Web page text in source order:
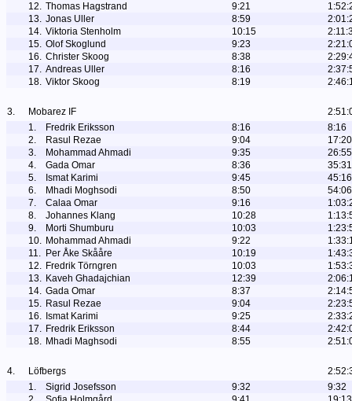
12. Thomas Hagstrand 9:21
13. Jonas Uller 8:59
14. Viktoria Stenholm 10:15
15. Olof Skoglund 9:23
16. Christer Skoog 8:38
17. Andreas Uller 8:16
18. Viktor Skoog 8:19
3. Mobarez IF
1.
Fredrik Eriksson 8:16
8:16
2.
Rasul Rezae 9:04
17:20
3.
Mohammad Ahmadi 9:35
26:55
4.
Gada Omar 8:36
35:31
5.
Ismat Karimi 9:45
45:16
6.
Mhadi Moghsodi 8:50
54:06
7.
Calaa Omar 9:16
8.
Johannes Klang 10:28
9.
Morti Shumburu 10:03
10. Mohammad Ahmadi 9:22
11. Per Åke Skååre 10:19
12. Fredrik Törngren 10:03
13. Kaveh Ghadajchian 12:39
14. Gada Omar 8:37
15. Rasul Rezae 9:04
16. Ismat Karimi 9:25
17. Fredrik Eriksson 8:44
18. Mhadi Maghsodi 8:55
4. Löfbergs
1.
Sigrid Josefsson 9:32
9:32